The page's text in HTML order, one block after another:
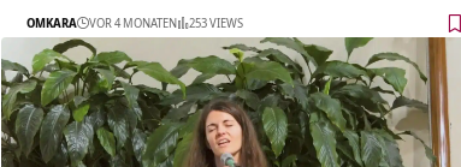
OMKARA VOR 4 MONATEN 253 VIEWS